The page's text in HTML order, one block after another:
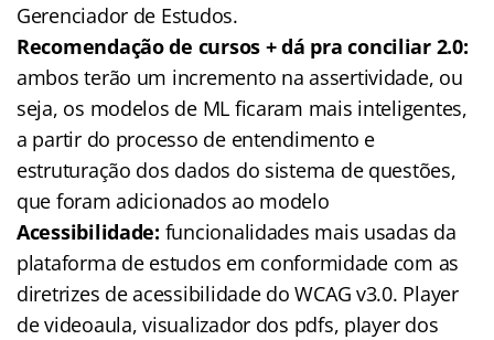
Gerenciador de Estudos.
Recomendação de cursos + dá pra conciliar 2.0:
ambos terão um incremento na assertividade, ou
seja, os modelos de ML ficaram mais inteligentes,
a partir do processo de entendimento e
estruturação dos dados do sistema de questões,
que foram adicionados ao modelo
Acessibilidade: funcionalidades mais usadas da
plataforma de estudos em conformidade com as
diretrizes de acessibilidade do WCAG v3.0. Player
de videoaula, visualizador dos pdfs, player dos